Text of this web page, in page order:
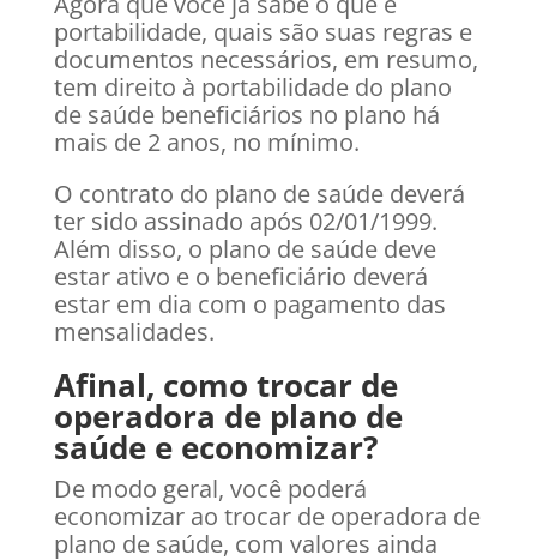
portabilidade, quais são suas regras e
documentos necessários, em resumo,
tem direito à portabilidade do plano
de saúde beneficiários no plano há
mais de 2 anos, no mínimo.
O contrato do plano de saúde deverá
ter sido assinado após 02/01/1999.
Além disso, o plano de saúde deve
estar ativo e o beneficiário deverá
estar em dia com o pagamento das
mensalidades.
Afinal, como trocar de
operadora de plano de
saúde e economizar?
De modo geral, você poderá
economizar ao trocar de operadora de
plano de saúde, com valores ainda